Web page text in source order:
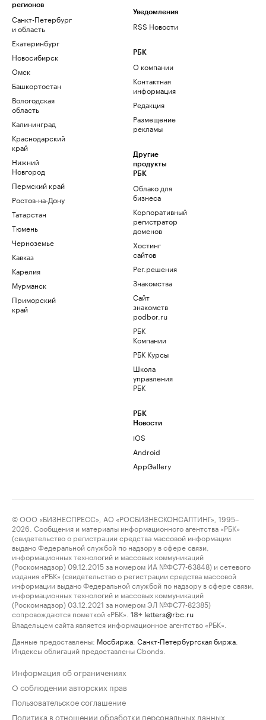
регионов
Санкт-Петербург
и область
Екатеринбург
Новосибирск
Омск
Башкортостан
Вологодская
область
Калининград
Краснодарский
край
Нижний
Новгород
Пермский край
Ростов-на-Дону
Татарстан
Тюмень
Черноземье
Кавказ
Карелия
Мурманск
Приморский
край
Уведомления
RSS Новости
РБК
О компании
Контактная
информация
Редакция
Размещение
рекламы
Другие
продукты
РБК
Облако для
бизнеса
Корпоративный
регистратор
доменов
Хостинг
сайтов
Рег.решения
Знакомства
Сайт
знакомств
podbor.ru
РБК
Компании
РБК Курсы
Школа
управления
РБК
РБК
Новости
iOS
Android
AppGallery
© ООО «БИЗНЕСПРЕСС», АО «РОСБИЗНЕСКОНСАЛТИНГ», 1995–
2026. Сообщения и материалы информационного агентства «РБК»
(свидетельство о регистрации средства массовой информации
выдано Федеральной службой по надзору в сфере связи,
информационных технологий и массовых коммуникаций
(Роскомнадзор) 09.12.2015 за номером ИА №ФС77-63848) и сетевого
издания «РБК» (свидетельство о регистрации средства массовой
информации выдано Федеральной службой по надзору в сфере связи,
информационных технологий и массовых коммуникаций
(Роскомнадзор) 03.12.2021 за номером ЭЛ №ФС77-82385)
сопровождаются пометкой «РБК».
18+ letters@rbc.ru
Владельцем сайта является информационное агентство «РБК».
Данные предоставлены: Мосбиржа Санкт-Петербургская биржа
Индексы облигаций предоставлены Cbonds.
Информация об ограничениях
О соблюдении авторских прав
Пользовательское соглашение
Политика в отношении обработки персональных данных